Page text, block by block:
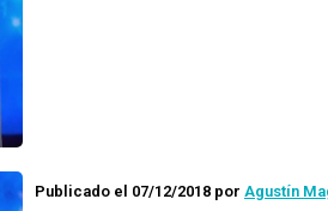
Publicado el 07/12/2018 por Agustín